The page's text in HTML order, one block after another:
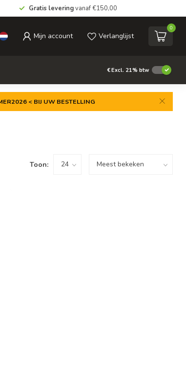
Gratis leveringvanaf €150,00
Mijn account Verlanglijst
0
€Excl. 21% btw
< BIJ UW BESTELLING
Toon: